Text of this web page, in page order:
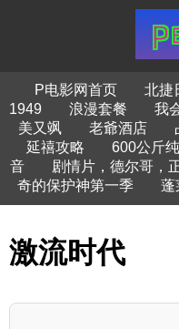
P电影网首页 北捷
1949
浪漫套餐 我
美又飒
老爺酒店
延禧攻略
600公斤
音
剧情片，德尔哥，
奇的保护神第一季
蓬
激流时代